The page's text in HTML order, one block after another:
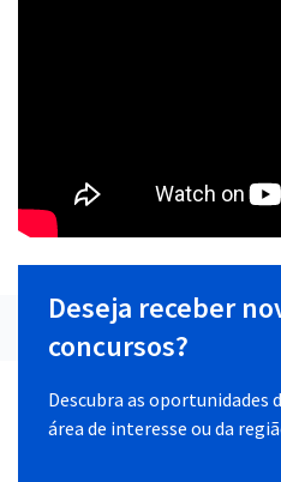
Deseja receber
concursos?
Descubra as oportunidades
área de interesse ou da